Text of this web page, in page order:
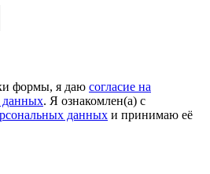
формы, я даю согласие на
данных. Я ознакомлен(а) с
данных и принимаю её